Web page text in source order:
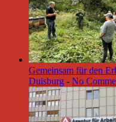
Gemeinsam für den
Duisburg - No